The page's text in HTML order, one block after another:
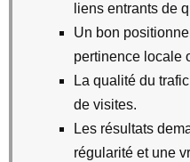
liens entrants de
Un bon
pertinence locale
La qualité du
de visites.
Les résultats
régularité et une